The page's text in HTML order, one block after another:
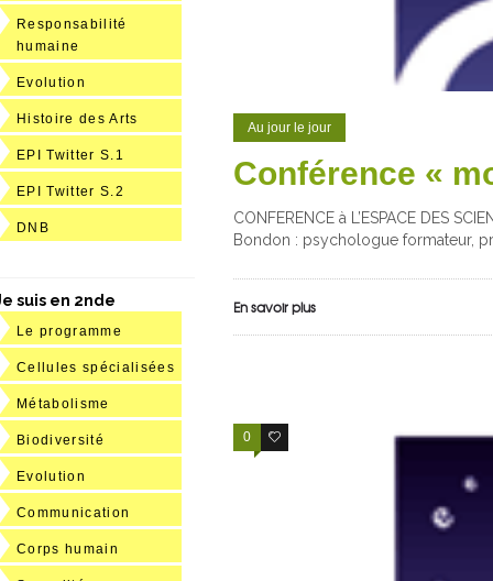
Au jour le jour
Conférence «
CONFERENCE à L’ESPACE DES
Bondon : psychologue formateur,
En savoir plus
0 0
Responsabilité
humaine
Evolution
Histoire des Arts
EPI Twitter S.1
EPI Twitter S.2
DNB
suis en 2nde
Le programme
Cellules spécialisées
Métabolisme
Biodiversité
Evolution
Communication
Corps humain